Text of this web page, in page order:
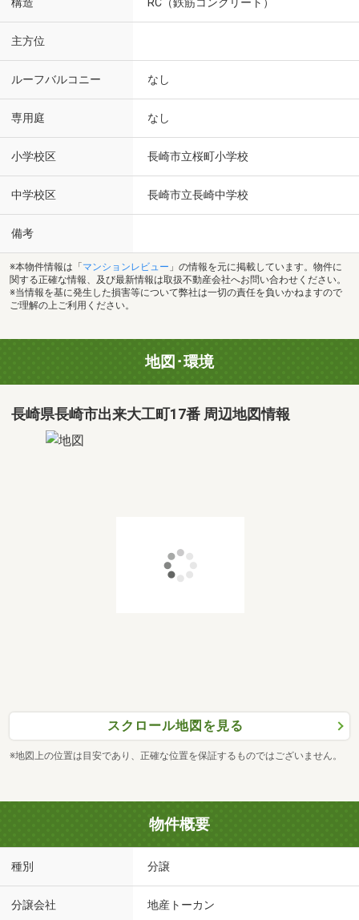
構造
主方位
ルーフバルコニー なし
専用庭 なし
小学校区 長崎市立桜町小学校
中学校区 長崎市立長崎中学校
備考
※本物件情報は「 マンションレビュー 」の情報を元に掲載しています。物件に
関する正確な情報、及び最新情報は取扱不動産会社へお問い合わせください。
※当情報を基に発生した損害等について弊社は一切の責任を負いかねますので
ご理解の上ご利用ください。
地図･環境
長崎県長崎市出来大工町17番 周辺地図情報
スクロール地図を見る
※地図上の位置は目安であり、正確な位置を保証するものではございません。
物件概要
種別 分譲
分譲会社 地産トーカン